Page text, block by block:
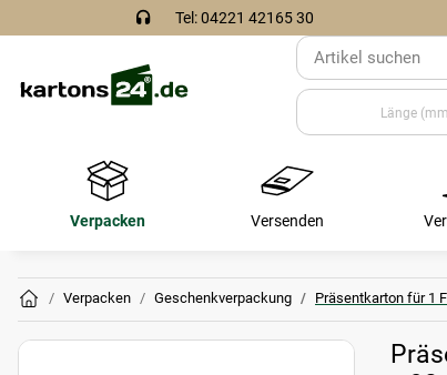
Tel: 04221 42165 30
Verpacken Versenden
Verpacken Geschenkverpackung Präsentkarton für 1